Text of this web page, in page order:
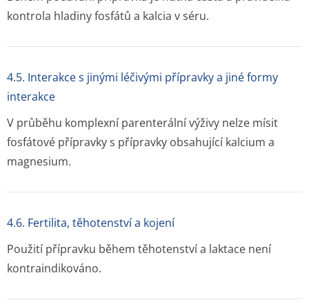
kontrola hladiny fosfátů a kalcia v séru.
4.5. Interakce s jinými léčivými přípravky a jiné formy
interakce
V průběhu komplexní parenterální výživy nelze mísit
fosfátové přípravky s přípravky obsahující kalcium a
magnesium.
4.6. Fertilita, těhotenství a kojení
Použití přípravku během těhotenství a laktace není
kontraindikováno.